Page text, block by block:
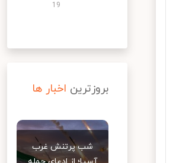
19
بروزترین اخبار ها
شب پرتنش غرب